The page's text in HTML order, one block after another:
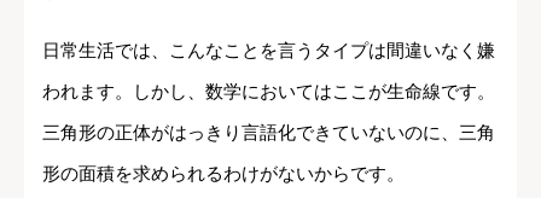
日常生活では、こんなことを言うタイプは間違いなく嫌
われます。しかし、数学においてはここが生命線です。
三角形の正体がはっきり言語化できていないのに、三角
形の面積を求められるわけがないからです。